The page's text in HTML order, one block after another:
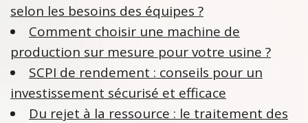
selon les besoins des équipes ?
Comment choisir une machine de
production sur mesure pour votre usine ?
SCPI de rendement : conseils pour un
investissement sécurisé et efficace
Du rejet à la ressource : le traitement des